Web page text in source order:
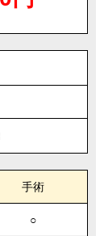
手術
○